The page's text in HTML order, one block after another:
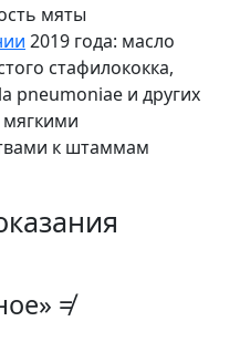
мяты
2019 года: масло
стафилококка,
pneumoniae и других
мягкими
к штаммам
≠